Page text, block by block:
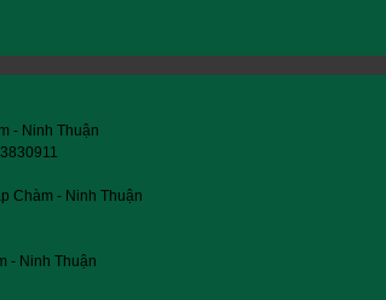
- Ninh Thuận
Chàm - Ninh Thuận
- Ninh Thuận